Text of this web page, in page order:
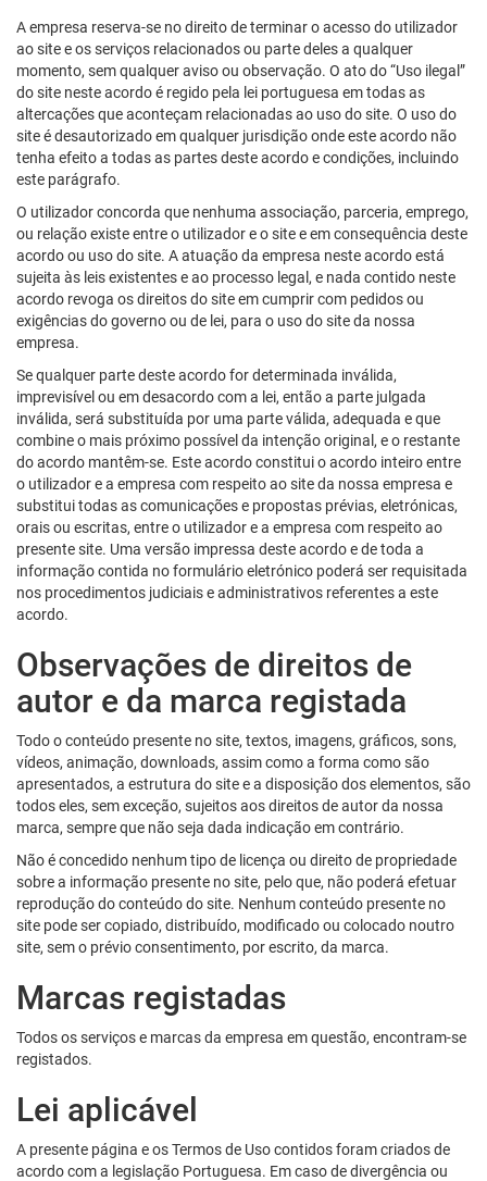
A empresa reserva-se no direito de terminar o acesso do utilizador
ao site e os serviços relacionados ou parte deles a qualquer
momento, sem qualquer aviso ou observação. O ato do “Uso ilegal”
do site neste acordo é regido pela lei portuguesa em todas as
altercações que aconteçam relacionadas ao uso do site. O uso do
site é desautorizado em qualquer jurisdição onde este acordo não
tenha efeito a todas as partes deste acordo e condições, incluindo
este parágrafo.
O utilizador concorda que nenhuma associação, parceria, emprego,
ou relação existe entre o utilizador e o site e em consequência deste
acordo ou uso do site. A atuação da empresa neste acordo está
sujeita às leis existentes e ao processo legal, e nada contido neste
acordo revoga os direitos do site em cumprir com pedidos ou
exigências do governo ou de lei, para o uso do site da nossa
empresa.
Se qualquer parte deste acordo for determinada inválida,
imprevisível ou em desacordo com a lei, então a parte julgada
inválida, será substituída por uma parte válida, adequada e que
combine o mais próximo possível da intenção original, e o restante
do acordo mantêm-se. Este acordo constitui o acordo inteiro entre
o utilizador e a empresa com respeito ao site da nossa empresa e
substitui todas as comunicações e propostas prévias, eletrónicas,
orais ou escritas, entre o utilizador e a empresa com respeito ao
presente site. Uma versão impressa deste acordo e de toda a
informação contida no formulário eletrónico poderá ser requisitada
nos procedimentos judiciais e administrativos referentes a este
acordo.
Observações de direitos de
autor e da marca registada
Todo o conteúdo presente no site, textos, imagens, gráficos, sons,
vídeos, animação, downloads, assim como a forma como são
apresentados, a estrutura do site e a disposição dos elementos, são
todos eles, sem exceção, sujeitos aos direitos de autor da nossa
marca, sempre que não seja dada indicação em contrário.
Não é concedido nenhum tipo de licença ou direito de propriedade
sobre a informação presente no site, pelo que, não poderá efetuar
reprodução do conteúdo do site. Nenhum conteúdo presente no
site pode ser copiado, distribuído, modificado ou colocado noutro
site, sem o prévio consentimento, por escrito, da marca.
Marcas registadas
Todos os serviços e marcas da empresa em questão, encontram-se
registados.
Lei aplicável
A presente página e os Termos de Uso contidos foram criados de
acordo com a legislação Portuguesa. Em caso de divergência ou